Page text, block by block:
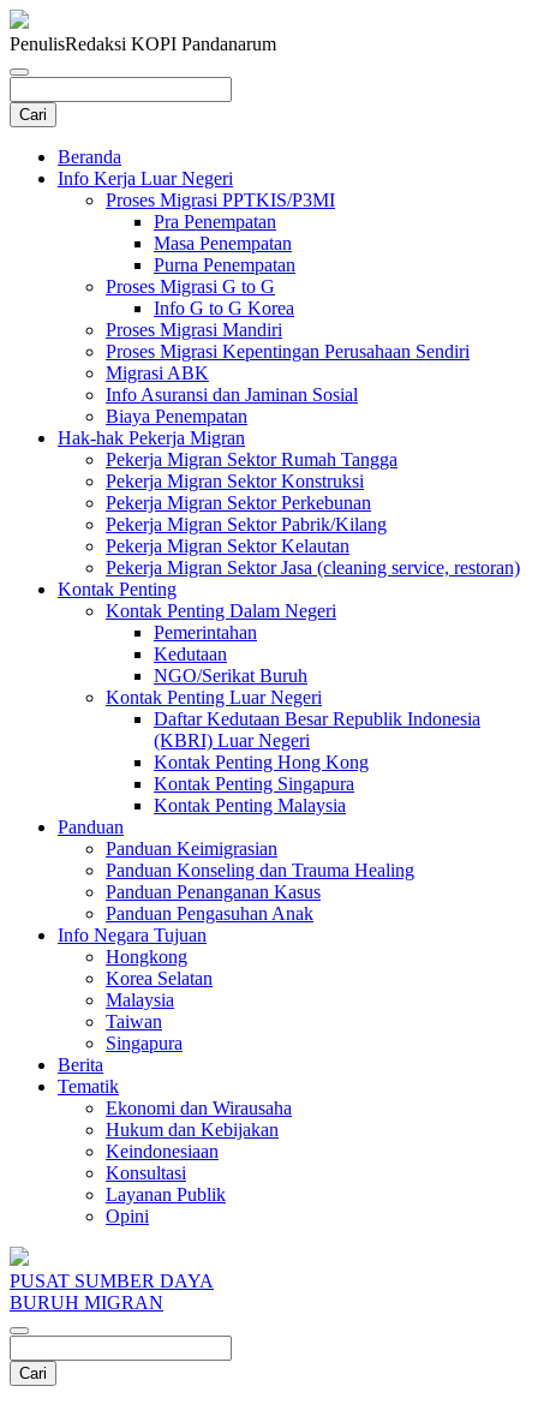
PenulisRedaksi KOPI Pandanarum
Beranda
Info Kerja Luar Negeri
Proses Migrasi PPTKIS/P3MI
Pra Penempatan
Masa Penempatan
Purna Penempatan
Proses Migrasi G to G
Info G to G Korea
Proses Migrasi Mandiri
Proses Migrasi Kepentingan Perusahaan Sendiri
Migrasi ABK
Info Asuransi dan Jaminan Sosial
Biaya Penempatan
Hak-hak Pekerja Migran
Pekerja Migran Sektor Rumah Tangga
Pekerja Migran Sektor Konstruksi
Pekerja Migran Sektor Perkebunan
Pekerja Migran Sektor Pabrik/Kilang
Pekerja Migran Sektor Kelautan
Pekerja Migran Sektor Jasa (cleaning service, restoran)
Kontak Penting
Kontak Penting Dalam Negeri
Pemerintahan
Kedutaan
NGO/Serikat Buruh
Kontak Penting Luar Negeri
Daftar Kedutaan Besar Republik Indonesia
(KBRI) Luar Negeri
Kontak Penting Hong Kong
Kontak Penting Singapura
Kontak Penting Malaysia
Panduan
Panduan Keimigrasian
Panduan Konseling dan Trauma Healing
Panduan Penanganan Kasus
Panduan Pengasuhan Anak
Info Negara Tujuan
Hongkong
Korea Selatan
Malaysia
Taiwan
Singapura
Berita
Tematik
Ekonomi dan Wirausaha
Hukum dan Kebijakan
Keindonesiaan
Konsultasi
Layanan Publik
Opini
PUSAT SUMBER DAYA
BURUH MIGRAN